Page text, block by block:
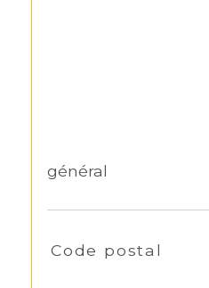
général
Code postal